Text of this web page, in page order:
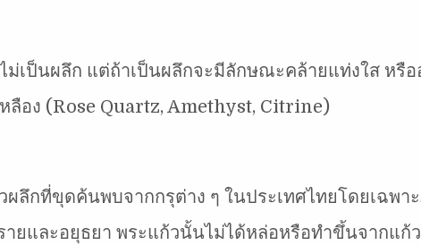
เป็นผลึก แต่ถ้าเป็นผลึกจะมีลักษณะคล้ายแท่งใส หรื
ลือง (Rose Quartz, Amethyst, Citrine)
ผลึกที่ขุดค้นพบจากกรุต่าง ๆ ในประเทศไทยโดยเฉพ
ายและอยุธยา พระแก้วนั้นไม่ได้หล่อหรือทำขึ้นจากแ